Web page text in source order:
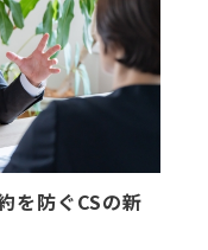
を防ぐCSの新